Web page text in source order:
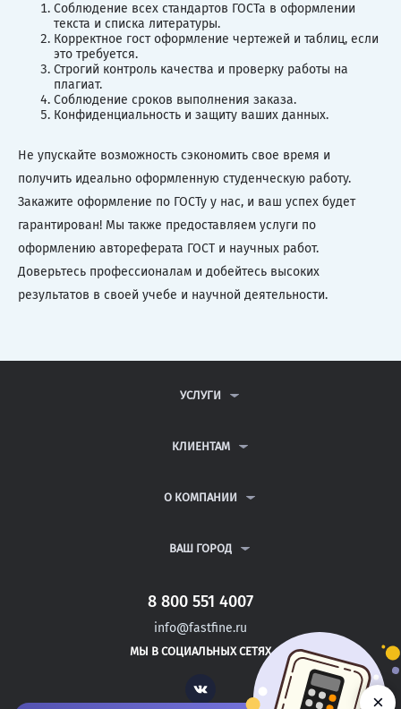
Соблюдение всех стандартов ГОСТа в оформлении
текста и списка литературы.
Корректное гост оформление чертежей и таблиц, если
это требуется.
Строгий контроль качества и проверку работы на
плагиат.
Соблюдение сроков выполнения заказа.
Конфиденциальность и защиту ваших данных.
Не упускайте возможность сэкономить свое время и
получить идеально оформленную студенческую работу.
Закажите оформление по ГОСТу у нас, и ваш успех будет
гарантирован! Мы также предоставляем услуги по
оформлению автореферата ГОСТ и научных работ.
Доверьтесь профессионалам и добейтесь высоких
результатов в своей учебе и научной деятельности.
УСЛУГИ
ДИПЛОМНЫЕ РАБОТЫ
РЕФЕРАТЫ
КЛИЕНТАМ
ВОПРОСЫ И ОТВЕТЫ
ПОЛИТИКА КОНФИДЕНЦИАЛЬНОСТИ
О КОМПАНИИ
КОНТАКТЫ
ВАШ ГОРОД
САНКТ-ПЕТЕРБУРГ
АСТРАХАНЬ
КАЛИНИНГРАД
8 800 551 4007
info@fastfine.ru
МЫ В СОЦИАЛЬНЫХ СЕТЯХ
Vk ×